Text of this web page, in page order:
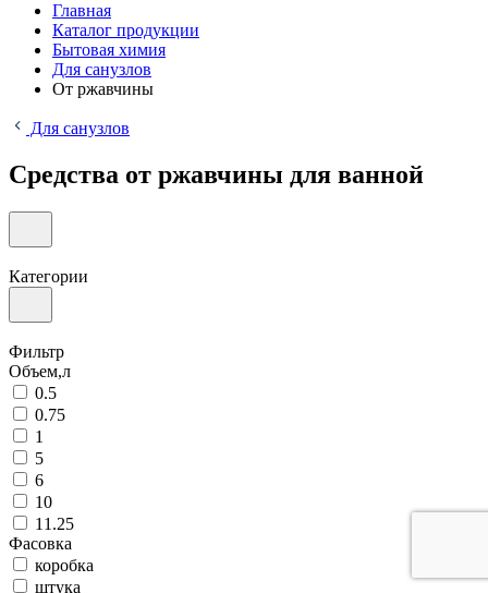
Главная
Каталог продукции
Бытовая химия
Для санузлов
От ржавчины
Для санузлов
Средства от ржавчины для ванной
Категории
Фильтр
Объем,л
0.5
0.75
1
5
6
10
11.25
Фасовка
коробка
штука